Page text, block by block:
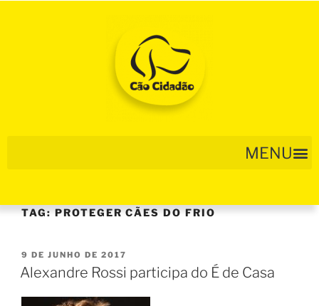
TAG:PROTEGER CÃES DO FRIO
9 DE JUNHO DE 2017
Alexandre Rossi participa do É de Casa